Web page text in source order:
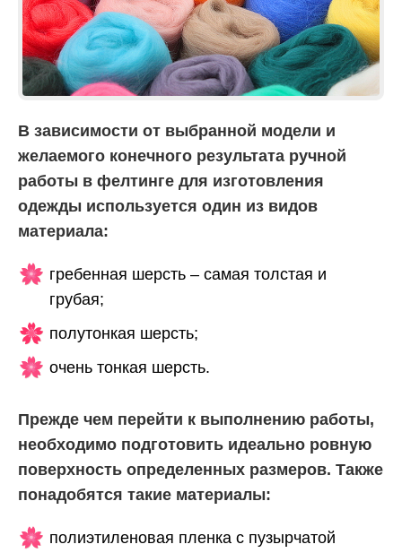
В зависимости от выбранной модели и
желаемого конечного результата ручной
работы в фелтинге для изготовления
одежды используется один из видов
материала:
гребенная шерсть – самая толстая и
грубая;
полутонкая шерсть;
очень тонкая шерсть.
Прежде чем перейти к выполнению работы,
необходимо подготовить идеально ровную
поверхность определенных размеров. Также
понадобятся такие материалы:
полиэтиленовая пленка с пузырчатой